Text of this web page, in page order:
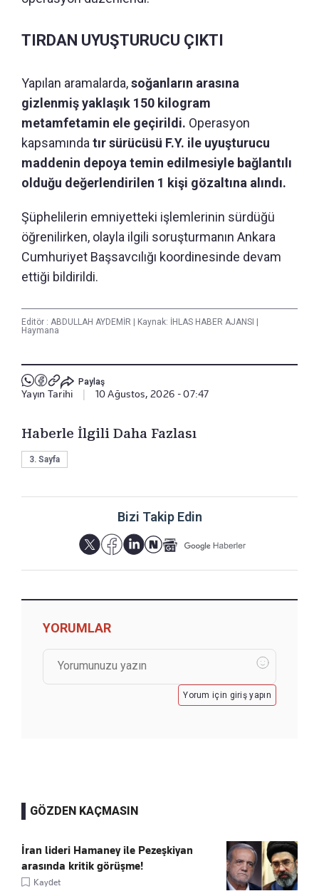
TIRDAN UYUŞTURUCU ÇIKTI
Yapılan aramalarda,soğanların arasına
gizlenmiş yaklaşık 150 kilogram
metamfetamin ele geçirildi. Operasyon
kapsamında tır sürücüsü F.Y. ile uyuşturucu
maddenin depoya temin edilmesiyle bağlantılı
olduğu değerlendirilen 1 kişi gözaltına alındı.
Şüphelilerin emniyetteki işlemlerinin sürdüğü
öğrenilirken, olayla ilgili soruşturmanın Ankara
Cumhuriyet Başsavcılığı koordinesinde devam
ettiği bildirildi.
Editör : ABDULLAH AYDEMİR Kaynak: İHLAS HABER AJANSI
Haymana
Paylaş
Yayın Tarihi 10 Ağustos, 2026 - 07:47
Haberle İlgili Daha Fazlası
3. Sayfa
Bizi Takip Edin
YORUMLAR
Yorum için giriş yapın
GÖZDEN KAÇMASIN
İran lideri Hamaney ile Pezeşkiyan
arasında kritik görüşme!
Kaydet